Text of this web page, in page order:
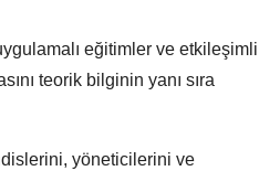
eğitimler ve etkileşimli
teorik bilginin yanı sıra
yöneticilerini ve